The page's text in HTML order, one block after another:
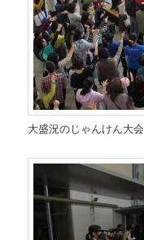
大盛況のじゃんけん大会